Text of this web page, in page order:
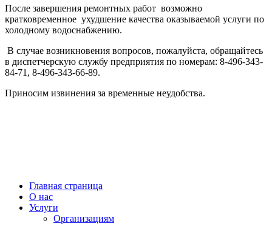
После завершения ремонтных работ возможно
кратковременное ухудшение качества оказываемой услуги по
холодному водоснабжению.
В случае возникновения вопросов, пожалуйста, обращайтесь
в диспетчерскую службу предприятия по номерам: 8-496-343-
84-71, 8-496-343-66-89.
Приносим извинения за временные неудобства.
Главная страница
О нас
Услуги
Организациям